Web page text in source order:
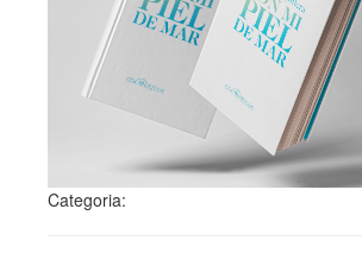
Categoria: